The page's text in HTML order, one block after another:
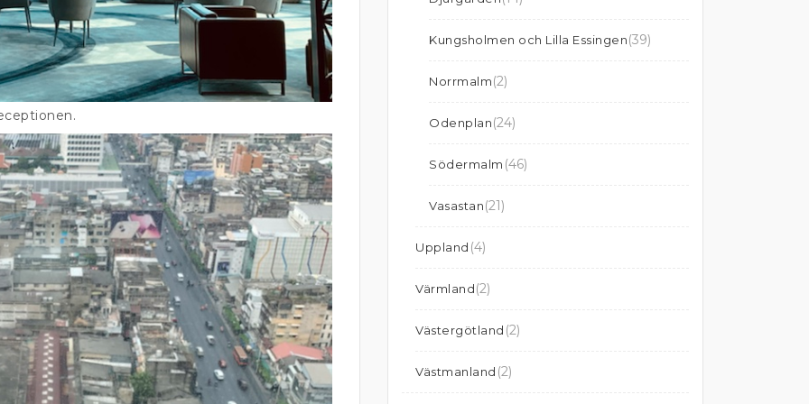
Kungsholmen och Lilla Essingen(39)
Norrmalm(2)
Odenplan(24)
Södermalm (46)
Vasastan(21)
Uppland (4)
Värmland(2)
Västergötland (2)
Västmanland (2)